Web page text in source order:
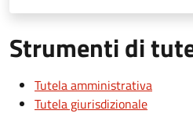
Strumenti di
Tutela amministrativa
Tutela giurisdizionale